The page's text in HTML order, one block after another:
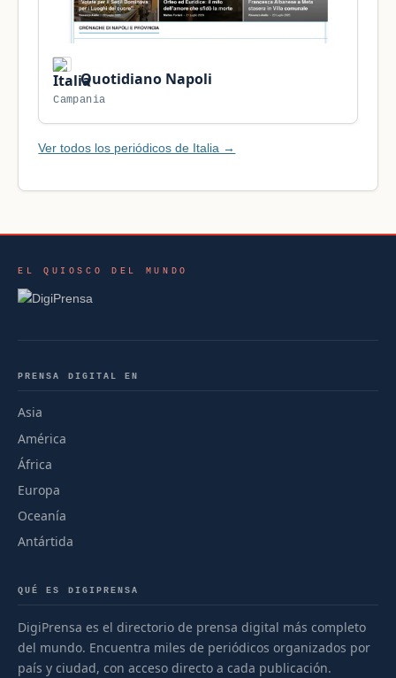
Quotidiano Napoli
Campania
Ver todos los periódicos de Italia →
EL QUIOSCO DEL MUNDO
PRENSA DIGITAL EN
Asia
América
África
Europa
Oceanía
Antártida
QUÉ ES DIGIPRENSA
DigiPrensa es el directorio de prensa digital más completo
del mundo. Encuentra miles de periódicos organizados por
país y ciudad, con acceso directo a cada publicación.